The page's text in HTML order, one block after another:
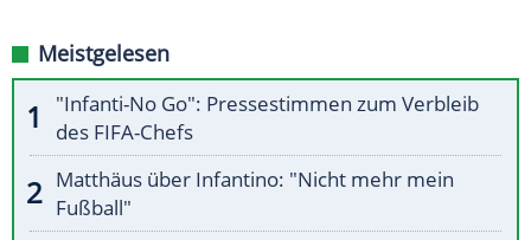
Meistgelesen
"Infanti-No Go": Pressestimmen zum Verbleib
des FIFA-Chefs
Matthäus über Infantino: "Nicht mehr mein
Fußball"